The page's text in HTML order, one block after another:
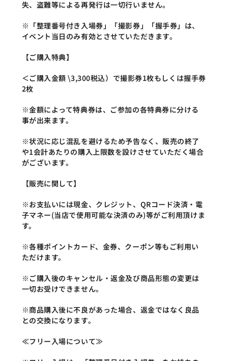
失、盗難等による再発行は一切行いません。
※「整理番号付き入場券」「撮影券」「握手券」は、
イベント当日のみ有効とさせていただきます。
【ご購入特典】
＜ご購入金額 \3,300税込）で撮影券1枚もしくは握手券
2枚
※金額によって特典券は、ご参加の各特典券に分ける
事が出来ます。
※状況に応じ混乱を避けるため予告なく、販売の終了
や1会計あたりの購入上限数を設けさせていただく場合
がございます。
【販売に関して】
※お支払いには現金、クレジット、QRコード決済・電
子マネー(当店で使用可能な決済のみ)等がご利用頂けま
す。
※各種ポイントカード、金券、クーポン等もご利用い
ただけます。
※ご購入後のキャンセル・返金及び商品形態の変更は
一切お受けできません。
※商品購入後に不良があった場合、返金ではなく良品
との交換になります。
≪フリー入場について≫